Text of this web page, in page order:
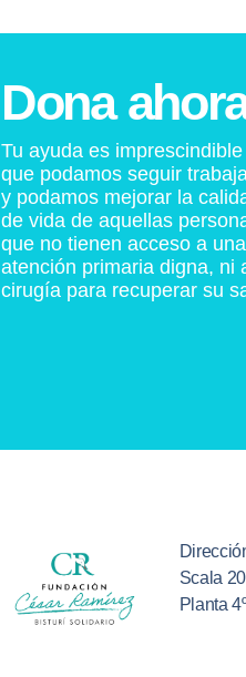
Dona
Tu ayuda es
que podamos seguir
y podamos mejorar la
de vida de aquellas
que no tienen acceso a una
atención primaria digna, ni
cirugía para recuperar su
Scala
Planta